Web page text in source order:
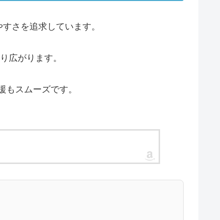
さを追求しています。
広がります。
スムーズです。